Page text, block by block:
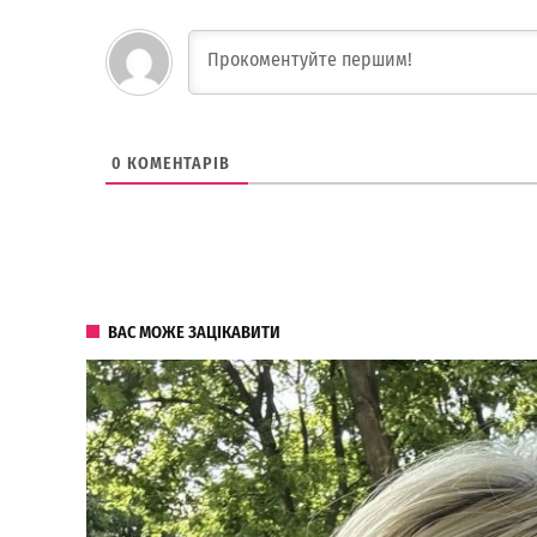
0 КОМЕНТАРІВ
ВАС МОЖЕ ЗАЦІКАВИТИ